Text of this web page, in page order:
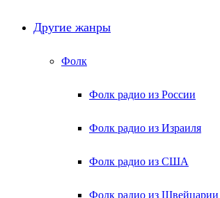
Другие жанры
Фолк
Фолк радио из России
Фолк радио из Израиля
Фолк радио из США
Фолк радио из Швейцарии